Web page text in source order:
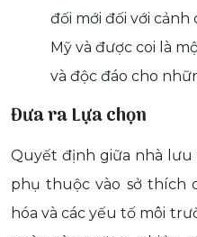
đối mới đối với
Mỹ và được coi là
và độc đáo cho
Đưa ra Lựa chọn
Quyết định giữa nhà
phụ thuộc vào sở thích
hóa và các yếu tố môi